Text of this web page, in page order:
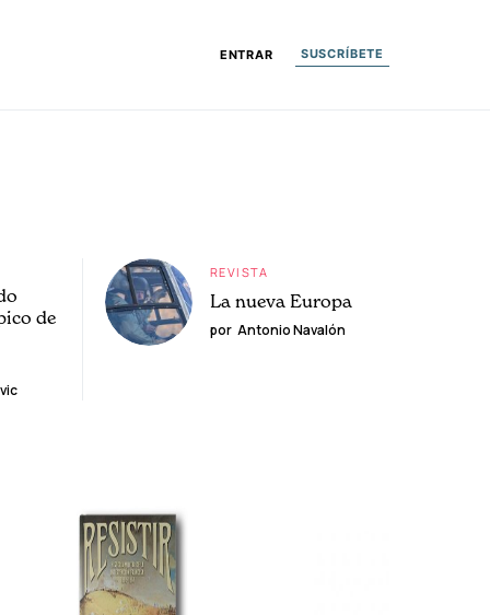
ENTRAR SUSCRÍBETE
de
REVISTA
La nueva Europa
por Antonio Navalón